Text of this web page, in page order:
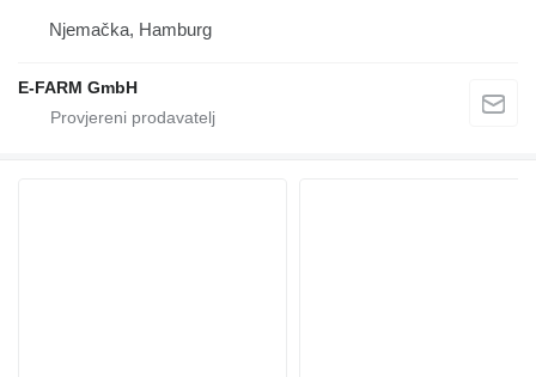
Njemačka, Hamburg
E-FARM GmbH